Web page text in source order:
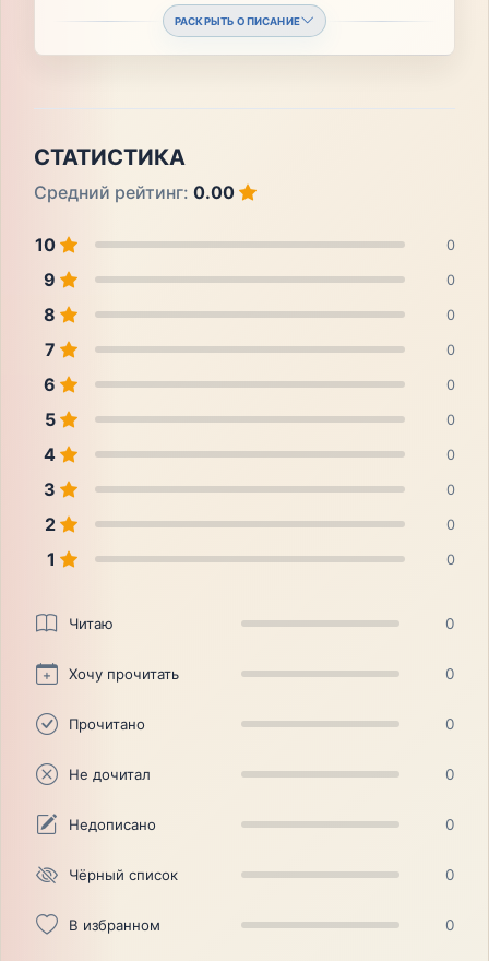
РАСКРЫТЬ ОПИСАНИЕ
СТАТИСТИКА
Средний рейтинг: 0.00
10 0
9 0
8 0
7 0
6 0
5 0
4 0
3 0
2 0
1 0
Читаю 0
Хочу прочитать 0
Прочитано 0
Не дочитал 0
Недописано 0
Чёрный список 0
В избранном 0